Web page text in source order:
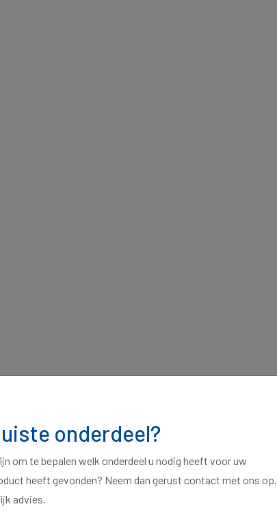
onderdeel?
om te bepalen welk onderdeel u nodig heeft voor uw
heeft gevonden? Neem dan gerust contact met ons op.
advies.